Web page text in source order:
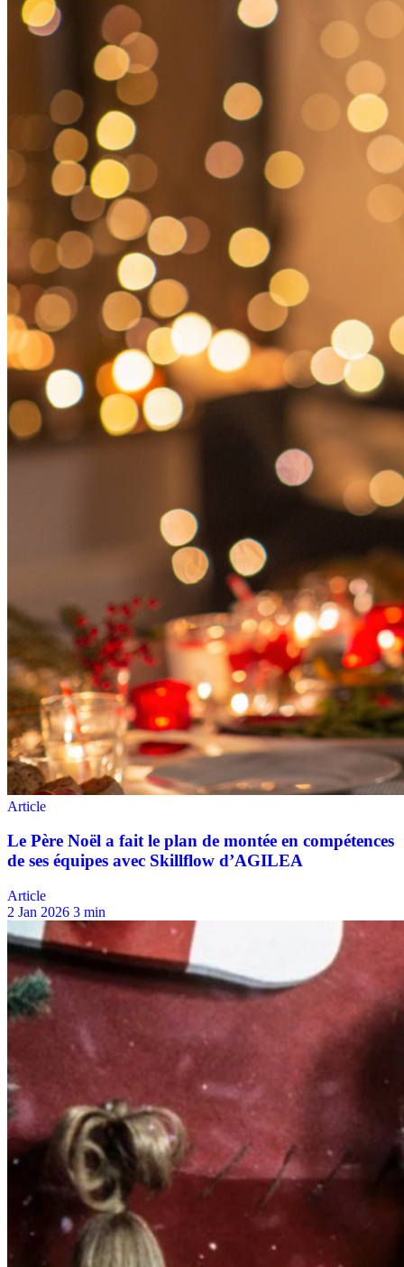
Article
2 Jan 2026 3 min